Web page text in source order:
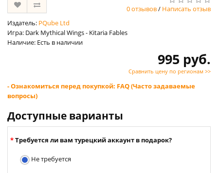
0 отзывов/ Написать отзыв
Издатель: PQube Ltd
Игра: Dark Mythical Wings - Kitaria Fables
Наличие: Есть в наличии
995 руб.
Сравнить цену по регионам >>
- Ознакомиться перед покупкой: FAQ (Часто задаваемые
вопросы)
Доступные варианты
Требуется ли вам турецкий аккаунт в подарок?
Не требуется